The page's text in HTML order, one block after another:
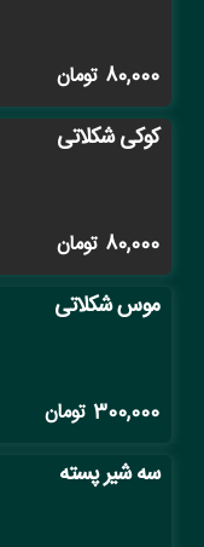
80,000 تومان
کوکی شکلاتی
80,000 تومان
موس شکلاتی
300,000 تومان
سه شیر پسته